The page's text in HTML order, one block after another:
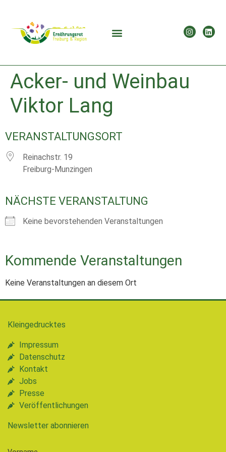
Acker- und Weinbau
Viktor Lang
VERANSTALTUNGSORT
Reinachstr. 19
Freiburg-Munzingen
NÄCHSTE VERANSTALTUNG
Keine bevorstehenden Veranstaltungen
Kommende Veranstaltungen
Keine Veranstaltungen an diesem Ort
Kleingedrucktes
Impressum
Datenschutz
Kontakt
Jobs
Presse
Veröffentlichungen
Newsletter abonnieren